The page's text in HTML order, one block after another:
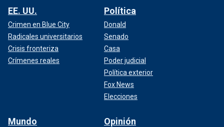
EE. UU.
Crimen en Blue City
Radicales universitarios
Crisis fronteriza
Crímenes reales
Política
Donald
Senado
Casa
Poder judicial
Política exterior
Fox News
Elecciones
Mundo Opinión